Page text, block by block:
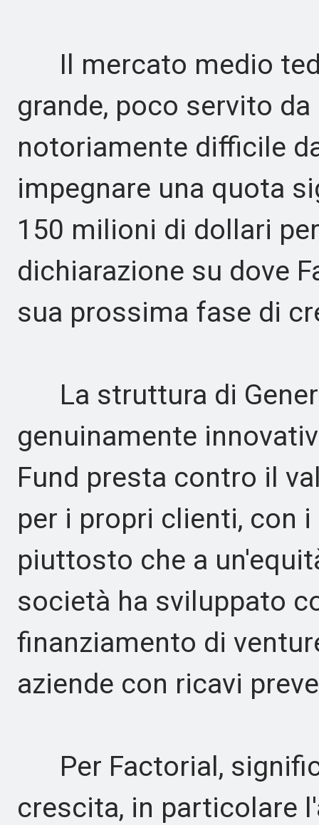
Il mercato medio
grande, poco servito
notoriamente difficile
impegnare una quota
150 milioni di dollari
dichiarazione su dove
sua prossima fase di
La struttura di
genuinamente
Fund presta contro il
per i propri clienti, con
piuttosto che a
società ha sviluppato
finanziamento di
aziende con ricavi
Per Factorial,
crescita, in particolare